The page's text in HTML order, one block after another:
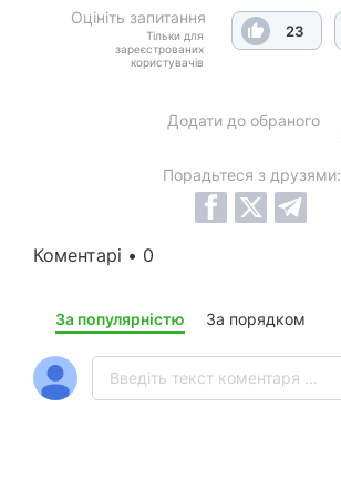
Оцініть запитання
Тільки для
зареєстрованих
користувачів
23
Додати до обраного
Порадьтеся з друзями:
Коментарі • 0
За популярністю За порядком